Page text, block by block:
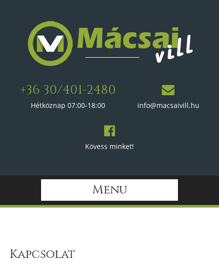
+36 30/401-2480
Hétköznap 07:00-18:00 info@macsaivill.hu
Kövess minket!
Menu
Kapcsolat